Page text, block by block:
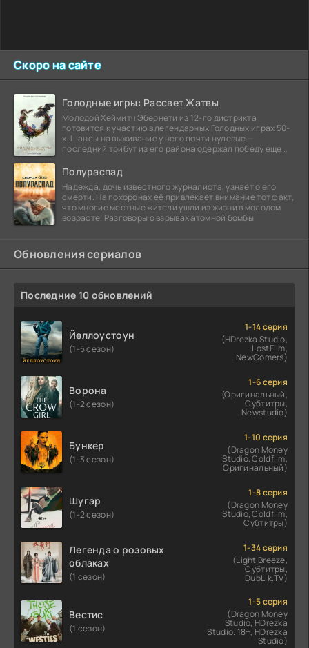
Скоро на сайте
Голодные игры: Рассвет Жатвы
Молодой Хеймитч Эбернети из 12-го дистрикта
готовится к участию в легендарных Голодных играх 50-
х. Шансы на выживание у него почти нулевые —
последний трибут из его района одержал победу еще
Полураспад
Надежда, дочь известного журналиста, узнаёт о его
смерти. На похоронах её привлекает внимание тот факт,
что многие местные жители ушли из жизни в молодом
возрасте. Разговоры о взрывах атомной бомбы
Обновления сериалов
Последние 10 обновлений
Йеллоустоун
(1-5 сезон)
1-14 серия
(HDrezka Studio,
LostFilm,
NewComers)
Ворона
(1-2 сезон)
1-6 серия
(Оригинальный,
Субтитры,
Newstudio)
Бункер
(1-3 сезон)
1-10 серия
(Dragon Money
Studio, Coldfilm,
Оригинальный)
Шугар
(1-2 сезон)
1-8 серия
(Dragon Money
Studio, Coldfilm,
Субтитры)
Легенда о розовых
облаках
(1 сезон)
1-34 серия
(Light Breeze,
Субтитры,
DubLik.TV)
Вестис
(1 сезон)
1-5 серия
(Dragon Money
Studio, HDrezka
Studio. 18+, HDrezka
Studio)